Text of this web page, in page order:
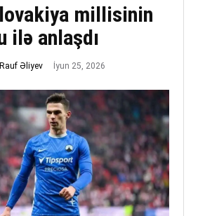
millisinin
ilə anlaşdı
Rauf Əliyev İyun 25, 2026